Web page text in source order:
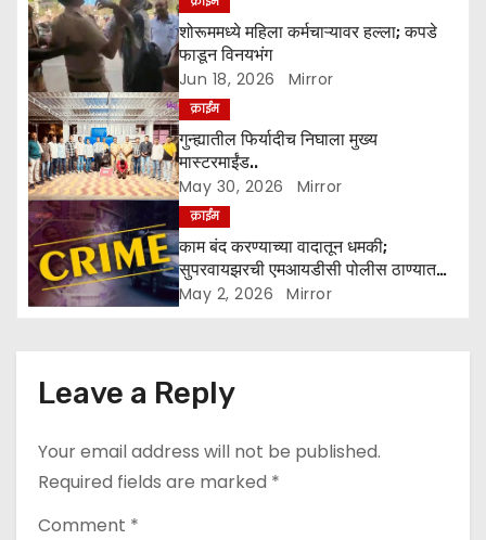
a
t
i
o
n
शोरूममध्ये महिला कर्मचाऱ्यावर हल्ला; कपडे
फाडून विनयभंग
Jun 18, 2026 Mirror
क्राईम
गुन्ह्यातील फिर्यादीच निघाला मुख्य
मास्टरमाईंड..
May 30, 2026 Mirror
क्राईम
काम बंद करण्याच्या वादातून धमकी;
सुपरवायझरची एमआयडीसी पोलीस ठाण्यात
तक्रार
May 2, 2026 Mirror
Leave a Reply
Your email address will not be published.
Required fields are marked *
Comment *